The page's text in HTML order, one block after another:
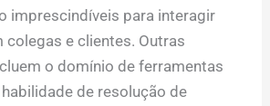
imprescindíveis para interagir
colegas e clientes. Outras
o domínio de ferramentas
de resolução de